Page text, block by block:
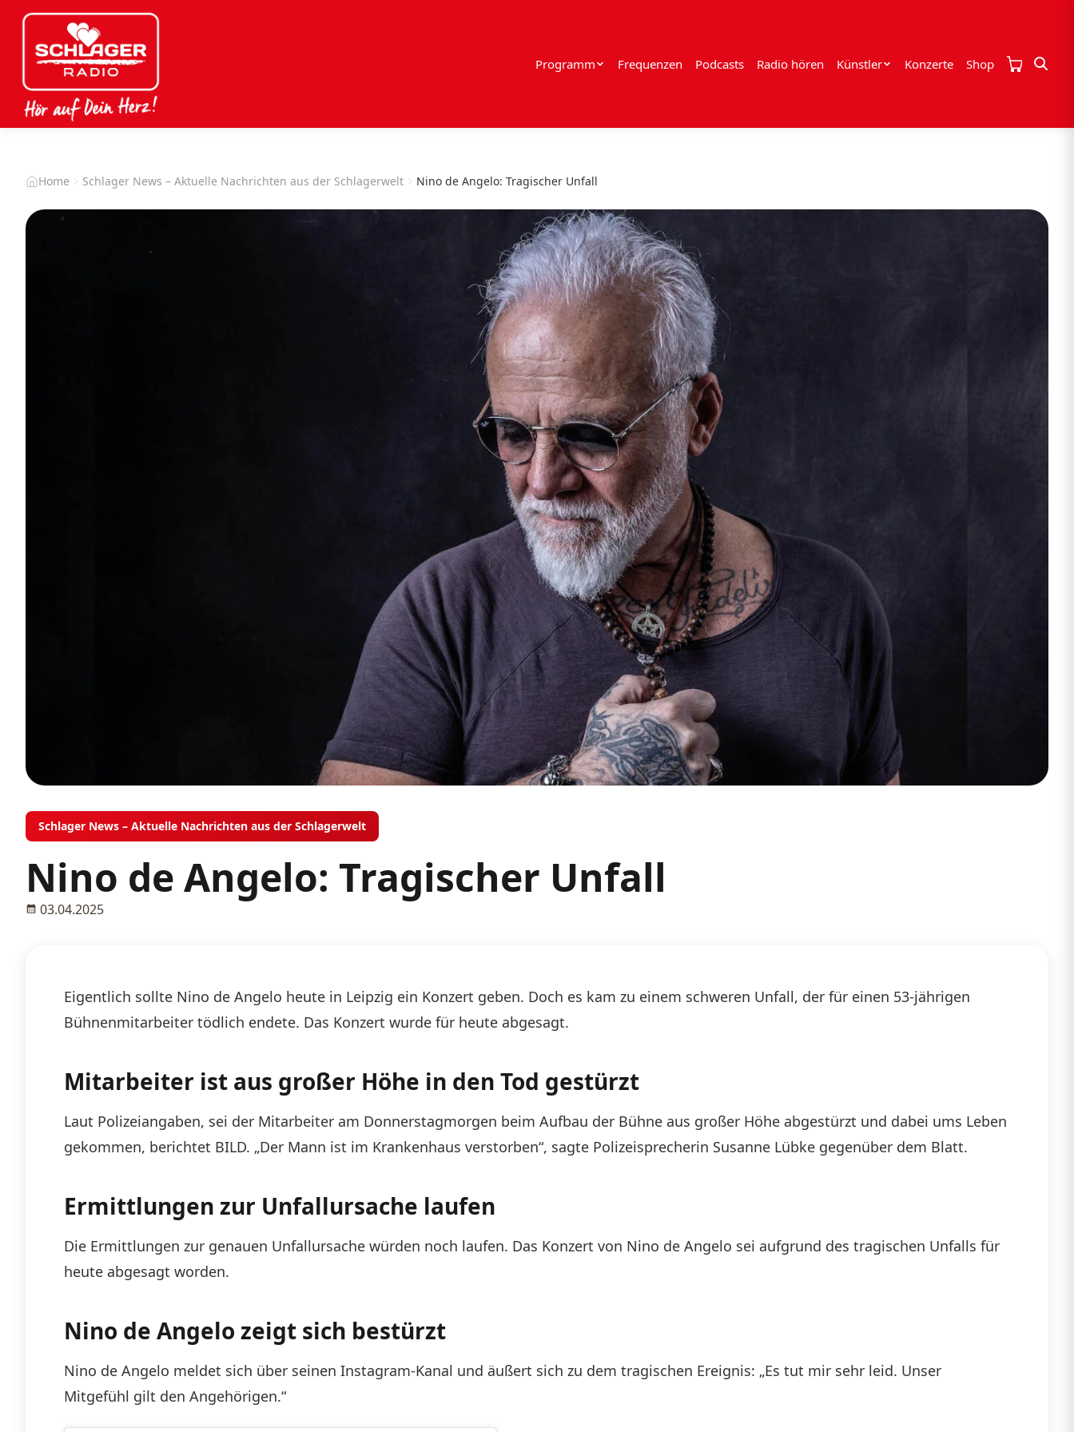
Programm Frequenzen Podcasts Radio hören Künstler Konzerte Shop
Home Schlager News – Aktuelle Nachrichten aus der Schlagerwelt Nino de Angelo: Tragischer Unfall
Schlager News – Aktuelle Nachrichten aus der Schlagerwelt
Nino de Angelo: Tragischer Unfall
03.04.2025
Eigentlich sollte Nino de Angelo heute in Leipzig ein Konzert geben. Doch es kam zu einem schweren Unfall, der für einen 53-jährigen
Bühnenmitarbeiter tödlich endete. Das Konzert wurde für heute abgesagt.
Mitarbeiter ist aus großer Höhe in den Tod gestürzt
Laut Polizeiangaben, sei der Mitarbeiter am Donnerstagmorgen beim Aufbau der Bühne aus großer Höhe abgestürzt und dabei ums Leben
gekommen, berichtet BILD. „Der Mann ist im Krankenhaus verstorben“, sagte Polizeisprecherin Susanne Lübke gegenüber dem Blatt.
Ermittlungen zur Unfallursache laufen
Die Ermittlungen zur genauen Unfallursache würden noch laufen. Das Konzert von Nino de Angelo sei aufgrund des tragischen Unfalls für
heute abgesagt worden.
Nino de Angelo zeigt sich bestürzt
Nino de Angelo meldet sich über seinen Instagram-Kanal und äußert sich zu dem tragischen Ereignis: „Es tut mir sehr leid. Unser
Mitgefühl gilt den Angehörigen.“